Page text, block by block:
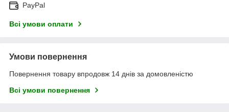
PayPal
Всі умови оплати
Умови повернення
Повернення товару впродовж 14 днів за домовленістю
Всі умови повернення